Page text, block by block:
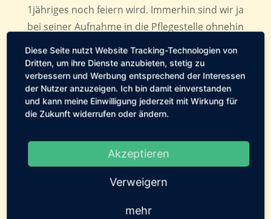
1jähriges noch feiern wird. Immerhin sind wir ja
bei seiner Aufnahme in die Pflegestelle ohnehin
nur von wenigen Monaten Restlebenszeit
ausgegangen. Aber Pocki ist tapfer, auch wenn
er die Medikamentengabe nicht sonderlich
mag.
Gestern Abend brachte mir die Polizei noch ein
Fundkaninchen. Aufgegriffen wurde der kleine
Hoppler in Schlagsdorf, wo er auf einer Wiese
Nachbarn angefragt, doch niemandem war das
Kaninchen bekannt. Da es soweit gesund
Diese Seite nutzt Website Tracking-Technologien von
Dritten, um ihre Dienste anzubieten, stetig zu
verbessern und Werbung entsprechend der Interessen
der Nutzer anzuzeigen. Ich bin damit einverstanden
und kann meine Einwilligung jederzeit mit Wirkung für
die Zukunft widerrufen oder ändern.
Akzeptieren
Verweigern
mehr